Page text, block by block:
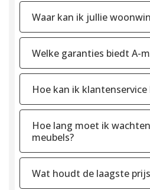
Waar kan ik jullie
Welke garanties biedt A-
Hoe kan ik klantenservice
Hoe lang moet ik
meubels?
Wat houdt de laagste